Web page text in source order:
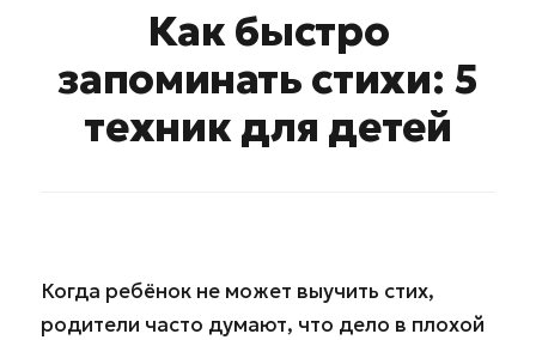
Как быстро
запоминать стихи: 5
техник для детей
Когда ребёнок не может выучить стих,
родители часто думают, что дело в плохой